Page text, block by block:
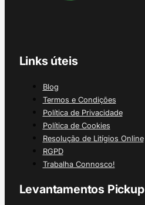
Links úteis
Blog
Termos e Condições
Política de Privacidade
Política de Cookies
Resolução de Litígios Online
RGPD
Trabalha Connosco!
Levantamentos Pickup